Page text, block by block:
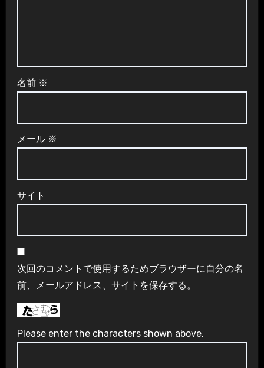
名前 ※
メール ※
サイト
次回のコメントで使用するためブラウザーに自分の名
前、メールアドレス、サイトを保存する。
Please enter the characters shown above.